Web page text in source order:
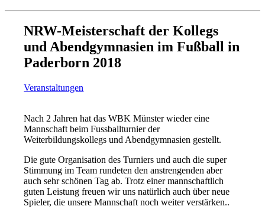
NRW-Meisterschaft der Kollegs
und Abendgymnasien im Fußball in
Paderborn 2018
Veranstaltungen
Nach 2 Jahren hat das WBK Münster wieder eine
Mannschaft beim Fussballturnier der
Weiterbildungskollegs und Abendgymnasien gestellt.
Die gute Organisation des Turniers und auch die super
Stimmung im Team rundeten den anstrengenden aber
auch sehr schönen Tag ab. Trotz einer mannschaftlich
guten Leistung freuen wir uns natürlich auch über neue
Spieler, die unsere Mannschaft noch weiter verstärken..